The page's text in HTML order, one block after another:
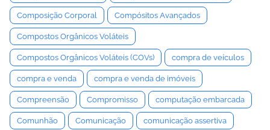
Composição Corporal Compósitos Avançados
Compostos Orgânicos Voláteis
Compostos Orgânicos Voláteis (COVs) compra de veículos
compra e venda compra e venda de imóveis
Compreensão Compromisso computação embarcada
Comunhão Comunicação comunicação assertiva